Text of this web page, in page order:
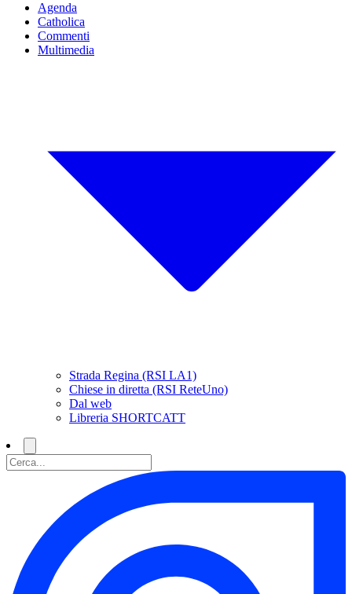
Agenda
Catholica
Commenti
Multimedia
Strada Regina (RSI LA1)
Chiese in diretta (RSI ReteUno)
Dal web
Libreria SHORTCATT